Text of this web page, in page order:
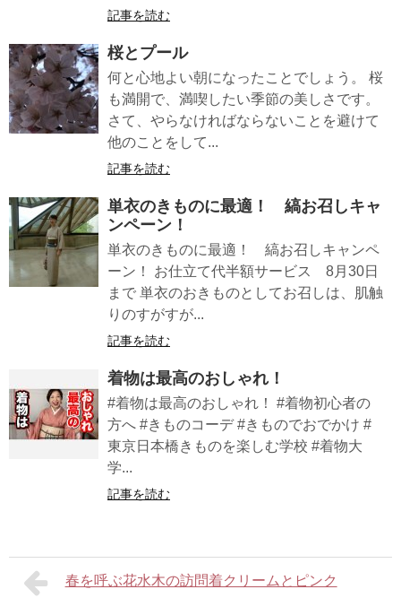
記事を読む
桜とプール
何と心地よい朝になったことでしょう。 桜
も満開で、満喫したい季節の美しさです。
さて、やらなければならないことを避けて
他のことをして...
記事を読む
単衣のきものに最適！ 縞お召しキャ
ンペーン！
単衣のきものに最適！ 縞お召しキャンペ
ーン！ お仕立て代半額サービス 8月30日
まで 単衣のおきものとしてお召しは、肌触
りのすがすが...
記事を読む
着物は最高のおしゃれ！
#着物は最高のおしゃれ！ #着物初心者の
方へ #きものコーデ #きものでおでかけ #
東京日本橋きものを楽しむ学校 #着物大
学...
記事を読む
春を呼ぶ花水木の訪問着クリームとピンク